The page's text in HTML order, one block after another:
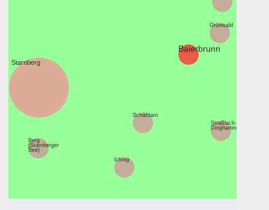
Baierbrunn
Straßlach-
Dingharting
Icking
Schäftlarn
Berg
(Starnberger
See)
Grünwald
Starnberg